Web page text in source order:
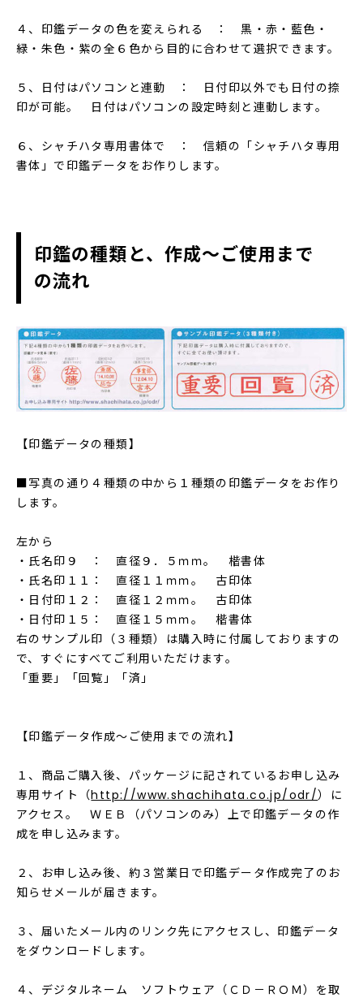
４、印鑑データの色を変えられる ： 黒・赤・藍色・
緑・朱色・紫の全６色から目的に合わせて選択できます。
５、日付はパソコンと連動 ： 日付印以外でも日付の捺
印が可能。 日付はパソコンの設定時刻と連動します。
６、シャチハタ専用書体で ： 信頼の「シャチハタ専用
書体」で印鑑データをお作りします。
印鑑の種類と、作成～ご使用まで
の流れ
【印鑑データの種類】
■写真の通り４種類の中から１種類の印鑑データをお作り
します。
左から
・氏名印９ ： 直径９．５ｍｍ。 楷書体
・氏名印１１： 直径１１ｍｍ。 古印体
・日付印１２： 直径１２ｍｍ。 古印体
・日付印１５： 直径１５ｍｍ。 楷書体
右のサンプル印（３種類）は購入時に付属しておりますの
で、すぐにすべてご利用いただけます。
「重要」「回覧」「済」
【印鑑データ作成～ご使用までの流れ】
１、商品ご購入後、パッケージに記されているお申し込み
専用サイト（http://www.shachihata.co.jp/odr/）に
アクセス。 ＷＥＢ（パソコンのみ）上で印鑑データの作
成を申し込みます。
２、お申し込み後、約３営業日で印鑑データ作成完了のお
知らせメールが届きます。
３、届いたメール内のリンク先にアクセスし、印鑑データ
をダウンロードします。
４、デジタルネーム ソフトウェア（ＣＤ－ＲＯＭ）を取